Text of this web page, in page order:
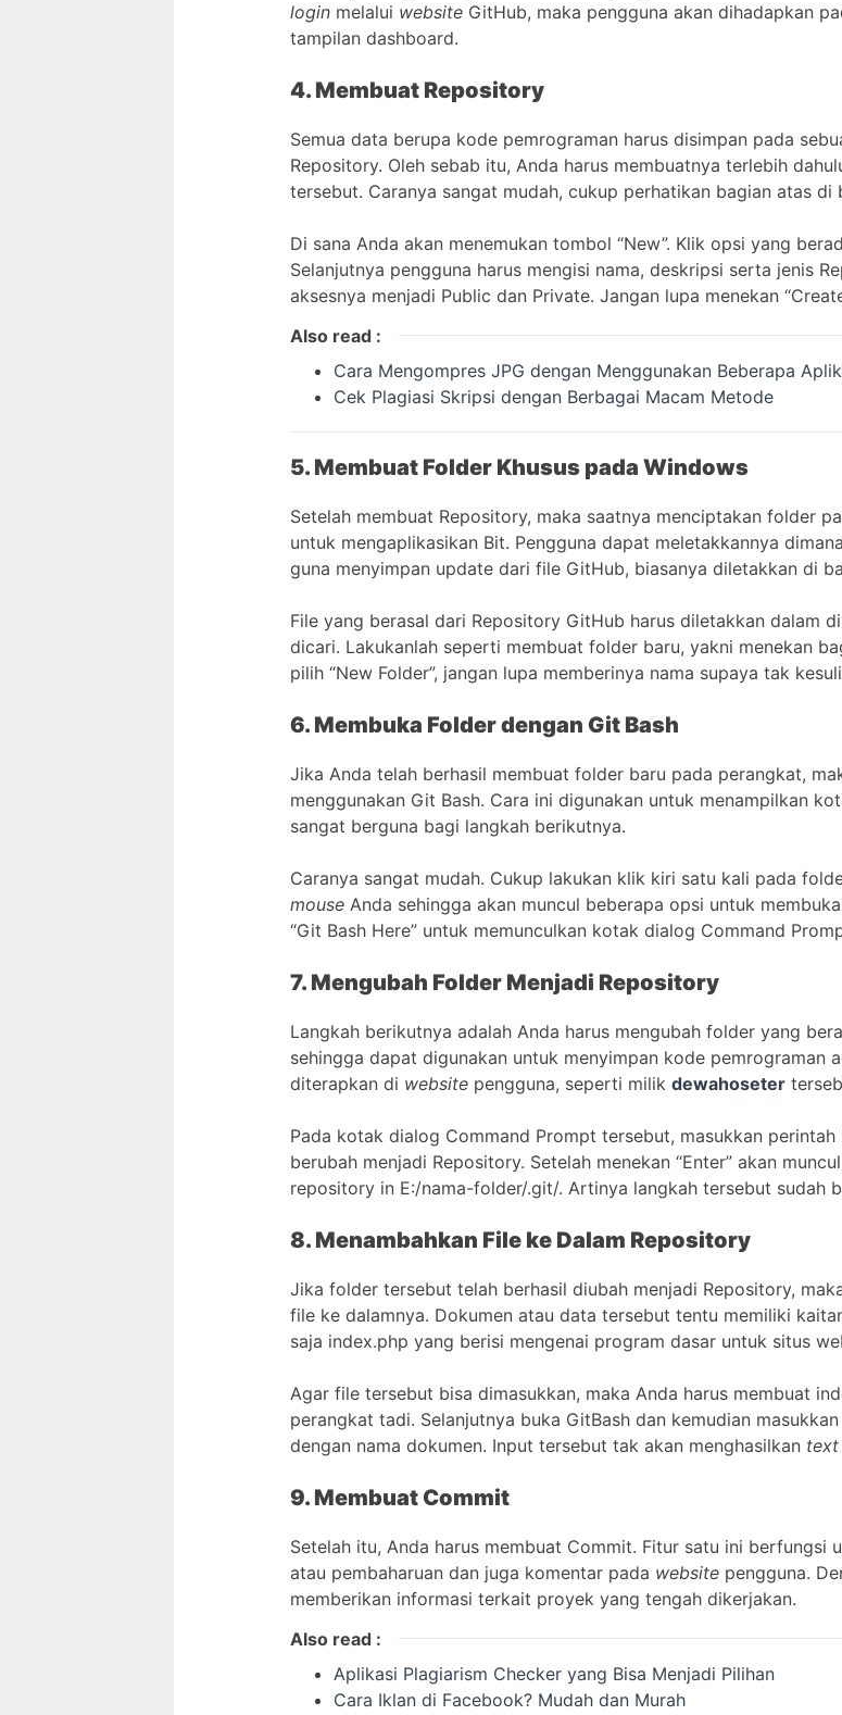
login melalui website GitHub, maka pengguna akan dihadapkan
tampilan dashboard.
4. Membuat Repository
Semua data berupa kode pemrograman harus disimpan pada
Repository. Oleh sebab itu, Anda harus membuatnya terlebih
tersebut. Caranya sangat mudah, cukup perhatikan bagian atas di
Di sana Anda akan menemukan tombol “New”. Klik opsi yang
Selanjutnya pengguna harus mengisi nama, deskripsi serta jenis
aksesnya menjadi Public dan Private. Jangan lupa menekan
Also read :
Cara Mengompres JPG dengan Menggunakan Beberapa
Cek Plagiasi Skripsi dengan Berbagai Macam Metode
5. Membuat Folder Khusus pada Windows
Setelah membuat Repository, maka saatnya menciptakan folder
untuk mengaplikasikan Bit. Pengguna dapat meletakkannya
guna menyimpan update dari file GitHub, biasanya diletakkan di
File yang berasal dari Repository GitHub harus diletakkan dalam
dicari. Lakukanlah seperti membuat folder baru, yakni menekan
pilih “New Folder”, jangan lupa memberinya nama supaya tak
6. Membuka Folder dengan Git Bash
Jika Anda telah berhasil membuat folder baru pada perangkat,
menggunakan Git Bash. Cara ini digunakan untuk menampilkan
sangat berguna bagi langkah berikutnya.
Caranya sangat mudah. Cukup lakukan klik kiri satu kali pada
mouse Anda sehingga akan muncul beberapa opsi untuk
“Git Bash Here” untuk memunculkan kotak dialog Command
7. Mengubah Folder Menjadi Repository
Langkah berikutnya adalah Anda harus mengubah folder yang
sehingga dapat digunakan untuk menyimpan kode pemrograman
diterapkan di website pengguna, seperti milik dewahoseter
Pada kotak dialog Command Prompt tersebut, masukkan
berubah menjadi Repository. Setelah menekan “Enter” akan
repository in E:/nama-folder/.git/. Artinya langkah tersebut sudah
8. Menambahkan File ke Dalam Repository
Jika folder tersebut telah berhasil diubah menjadi Repository,
file ke dalamnya. Dokumen atau data tersebut tentu memiliki
saja index.php yang berisi mengenai program dasar untuk situs
Agar file tersebut bisa dimasukkan, maka Anda harus membuat
perangkat tadi. Selanjutnya buka GitBash dan kemudian
dengan nama dokumen. Input tersebut tak akan menghasilkan text
9. Membuat Commit
Setelah itu, Anda harus membuat Commit. Fitur satu ini berfungsi
atau pembaharuan dan juga komentar pada website pengguna.
memberikan informasi terkait proyek yang tengah dikerjakan.
Also read :
Aplikasi Plagiarism Checker yang Bisa Menjadi Pilihan
Cara Iklan di Facebook? Mudah dan Murah